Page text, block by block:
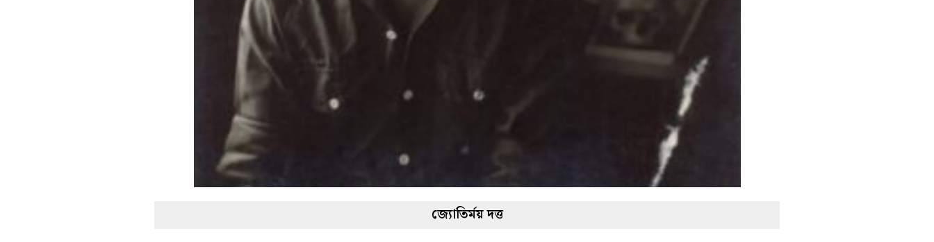
জ্যোতির্ময় দত্ত